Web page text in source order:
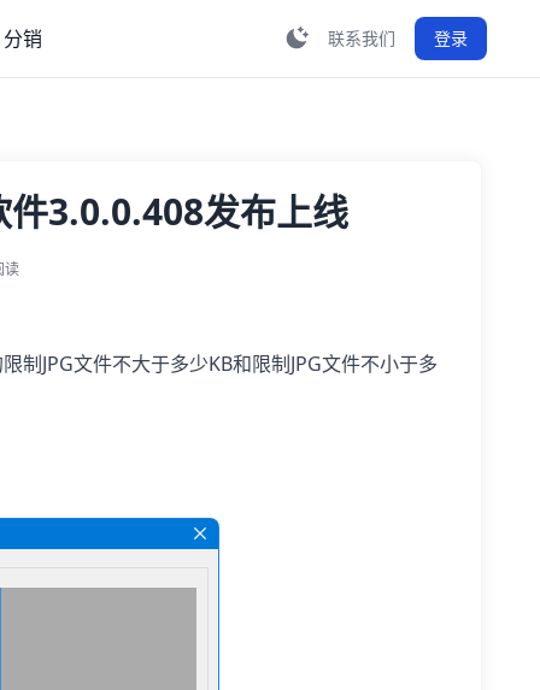
联系我们 登录
分销
3.0.0.408发布上线
读
JPG文件不大于多少KB和限制JPG文件不小于多